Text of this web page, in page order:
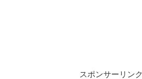
スポンサーリンク